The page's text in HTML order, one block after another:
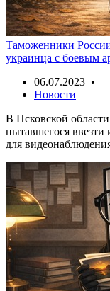
Таможенники
украинца с боевым
06.07.2023 •
Новости
В Псковской
пытавшегося
для